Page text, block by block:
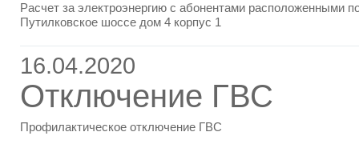
Расчет за электроэнергию с абонентами расположенными
Путилковское шоссе дом 4 корпус 1
16.04.2020
Отключение ГВС
Профилактическое отключение ГВС